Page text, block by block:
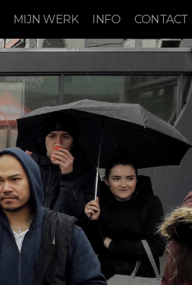
MIJN WERK INFO CONTACT